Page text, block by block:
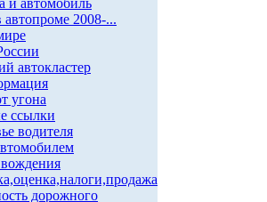
и автомобиль
автопроме 2008-...
автокластер
угона
ссылки
водителя
дорожного